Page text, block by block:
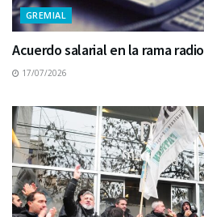
GREMIAL
Acuerdo salarial en la rama radio
17/07/2026